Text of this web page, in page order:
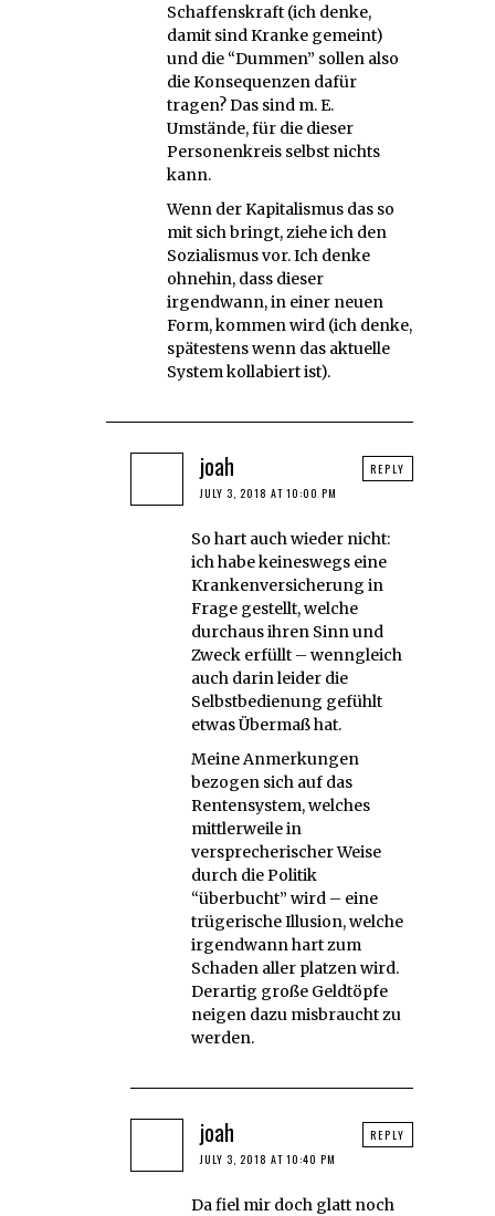
Schaffenskraft (ich denke,
damit sind Kranke gemeint)
und die “Dummen” sollen also
die Konsequenzen dafür
tragen? Das sind m. E.
Umstände, für die dieser
Personenkreis selbst nichts
kann.
Wenn der Kapitalismus das so
mit sich bringt, ziehe ich den
Sozialismus vor. Ich denke
ohnehin, dass dieser
irgendwann, in einer neuen
Form, kommen wird (ich denke,
spätestens wenn das aktuelle
System kollabiert ist).
joah
JULY 3, 2018 AT 10:00 PM
So hart auch wieder nicht:
ich habe keineswegs eine
Krankenversicherung in
Frage gestellt, welche
durchaus ihren Sinn und
Zweck erfüllt – wenngleich
auch darin leider die
Selbstbedienung gefühlt
etwas Übermaß hat.
Meine Anmerkungen
bezogen sich auf das
Rentensystem, welches
mittlerweile in
versprecherischer Weise
durch die Politik
“überbucht” wird – eine
trügerische Illusion, welche
irgendwann hart zum
Schaden aller platzen wird.
Derartig große Geldtöpfe
neigen dazu misbraucht zu
werden.
REPLY
joah
JULY 3, 2018 AT 10:40 PM
Da fiel mir doch glatt noch
REPLY